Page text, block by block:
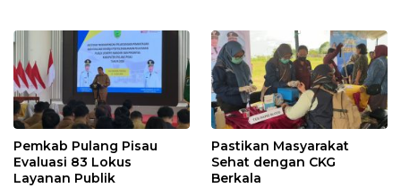
Pemkab Pulang Pisau
Evaluasi 83 Lokus
Layanan Publik
Pastikan Masyarakat
Sehat dengan CKG
Berkala